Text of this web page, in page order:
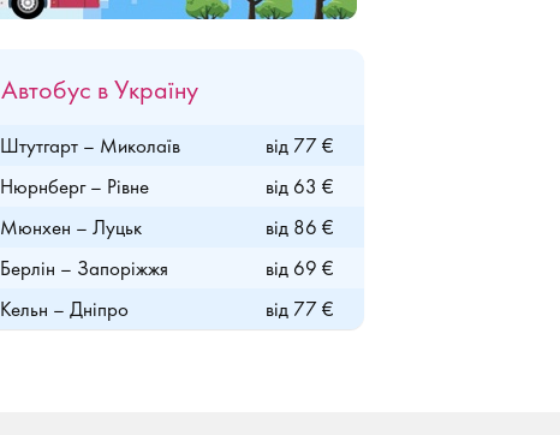
Автобус в Україну
Штутгарт – Миколаїв
від 77 €
Нюрнберг – Рівне
від 63 €
Мюнхен – Луцьк
від 86 €
Берлін – Запоріжжя
від 69 €
Кельн – Дніпро
від 77 €